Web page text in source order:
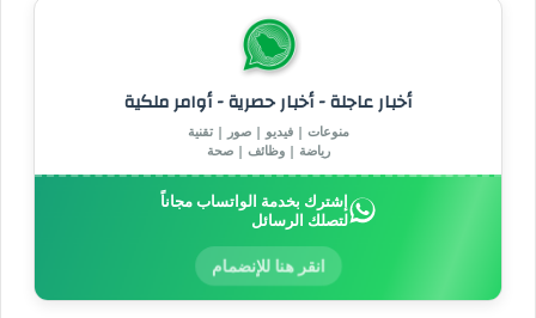
أخبار عاجلة - أخبار حصرية - أوامر ملكية
منوعات | فيديو | صور | تقنية
رياضة | وظائف | صحة
إشترك بخدمة الواتساب مجاناً
لتصلك الرسائل
انقر هنا للإنضمام